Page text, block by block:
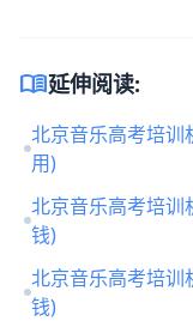
menu_book延伸阅读:
北京音乐高考培训
用)
北京音乐高考培训
钱)
北京音乐高考培训
钱)